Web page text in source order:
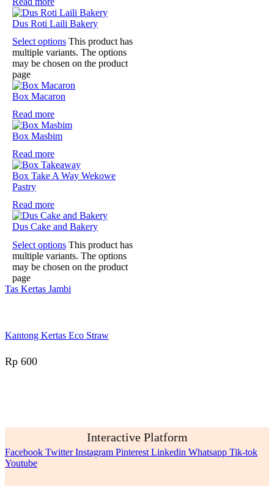
Dus Roti Laili Bakery
Select options This product has
multiple variants. The options
may be chosen on the product
page
Box Macaron
Read more
Box Masbim
Read more
Box Take A Way Wekowe
Pastry
Read more
Dus Cake and Bakery
Select options This product has
multiple variants. The options
may be chosen on the product
page
Tas Kertas Jambi
Kantong Kertas Eco Straw
Rp 600
Interactive Platform
Facebook Twitter Instagram Pinterest Linkedin Whatsapp Tik-tok
Youtube